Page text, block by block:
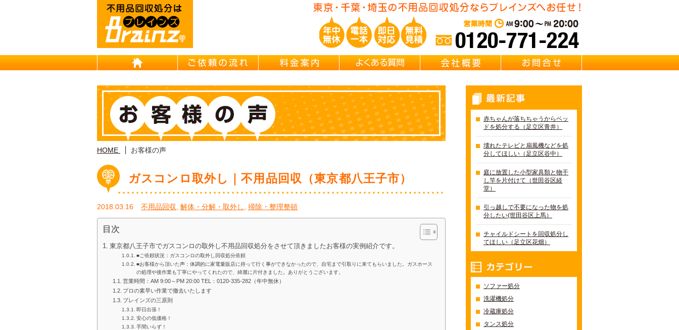
HOME ご依頼の流れ 料金案内 よくある質問 会社概要
HOME お客様の声
ガスコンロ取外し｜不用品回収（東京都八王子市）
2018.03.16 不用品回収 解体・分解・取外し 掃除・整理整頓
目次
東京都八王子市でガスコンロの取外し不用品回収処分をさせて頂きましたお客様の実例紹介です。
■ご依頼状況：ガスコンロの取外し回収処分依頼
■お客様から頂いた声：体調的に家電量販店に持って行く事ができなかったので、自宅まで引取りに来てもらいました。ガスホース
の処理や後作業も丁寧にやってくれたので、綺麗に片付きました。ありがとうございます。
営業時間：AM 9:00～PM 20:00 TEL：0120-335-282（年中無休）
プロの素早い作業で撤去いたします
ブレインズの三原則
即日出張！
安心の低価格！
手間いらず！
赤ちゃんが落ちちゃうからベッ
ドを処分する（足立区青井）
壊れたテレビと扇風機などを処
分してほしい（足立区谷中）
庭に放置した小型家具類と物干
し竿を片付けて（世田谷区経
堂）
引っ越しで不要になった物を処
分したい(世田谷区上馬）
チャイルドシートを回収処分し
てほしい（足立区花畑）
ソファー処分
洗濯機処分
冷蔵庫処分
タンス処分